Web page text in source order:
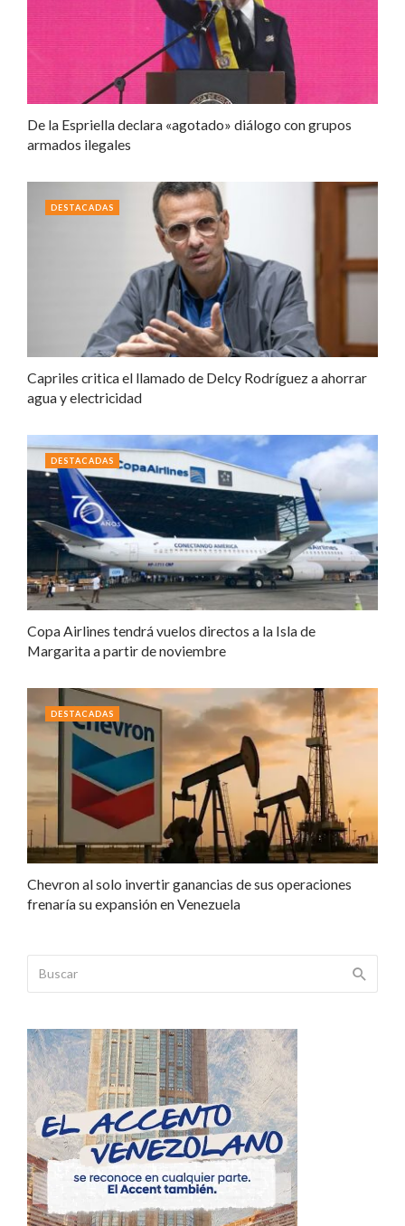
De la Espriella declara «agotado» diálogo con grupos
armados ilegales
Capriles critica el llamado de Delcy Rodríguez a ahorrar
agua y electricidad
DESTACADAS
Copa Airlines tendrá vuelos directos a la Isla de
Margarita a partir de noviembre
DESTACADAS
Chevron al solo invertir ganancias de sus operaciones
frenaría su expansión en Venezuela
DESTACADAS